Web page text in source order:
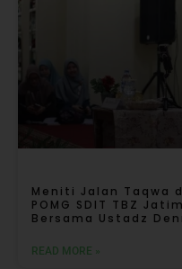
Meniti Jalan Taqwa
POMG SDIT TBZ
Bersama Ustadz
READ MORE »